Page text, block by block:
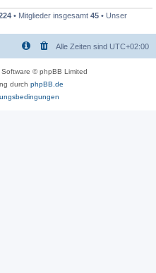
• Mitglieder insgesamt 45 • Unser
Alle Zeiten sind UTC+02:00
© phpBB Limited
durch phpBB.de